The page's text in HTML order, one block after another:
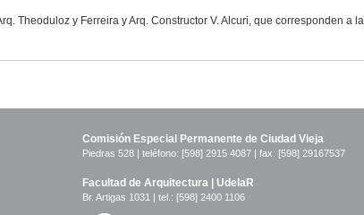
Theoduloz y Ferreira y Arq. Constructor V. Alcuri, que corresponden a la
Comisión Especial Permanente de Ciudad Vieja
Piedras 528 | teléfono: [598] 2915 4087 | fax: [598] 29167537
Facultad de Arquitectura | UdelaR
Br. Artigas 1031 | tel.: [598] 2400 1106